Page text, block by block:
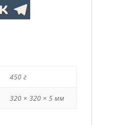
450 г
320 × 320 × 5 мм